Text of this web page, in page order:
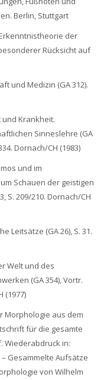
Berlin, Stuttgart
der
Rücksicht auf
und Medizin (GA 312).
und Krankheit.
Sinneslehre (GA
Dornach/CH (1983)
und im
Schauen der geistigen
S. 209/210. Dornach/CH
Leitsätze (GA 26), S. 31.
Welt und des
(GA 354), Vortr.
(1977)
Morphologie aus dem
für die gesamte
Wiederabdruck in:
– Gesammelte Aufsätze
von Wilhelm